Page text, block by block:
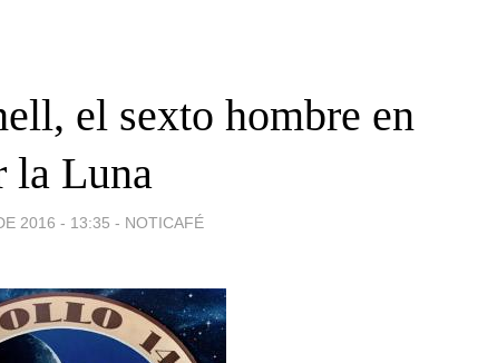
el sexto hombre en
la Luna
2016 - 13:35 - NOTICAFÉ